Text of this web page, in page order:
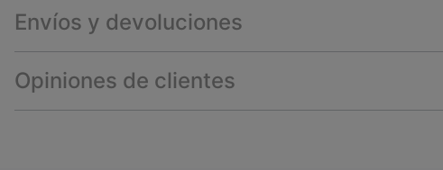
Envíos y devoluciones
Opiniones de clientes